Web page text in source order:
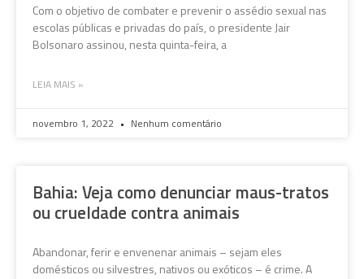
Com o objetivo de combater e prevenir o assédio sexual nas
escolas públicas e privadas do país, o presidente Jair
Bolsonaro assinou, nesta quinta-feira, a
LEIA MAIS »
novembro 1, 2022 Nenhum comentário
Bahia: Veja como denunciar maus-tratos
ou crueldade contra animais
Abandonar, ferir e envenenar animais – sejam eles
domésticos ou silvestres, nativos ou exóticos – é crime. A